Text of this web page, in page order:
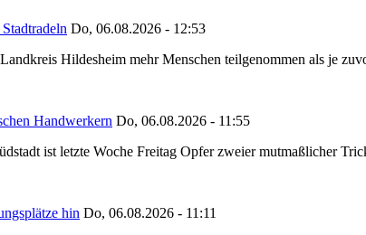
Do, 06.08.2026 - 12:53
Hildesheim mehr Menschen teilgenommen als je
Handwerkern Do, 06.08.2026 - 11:55
ist letzte Woche Freitag Opfer zweier mutmaßlicher
hin Do, 06.08.2026 - 11:11